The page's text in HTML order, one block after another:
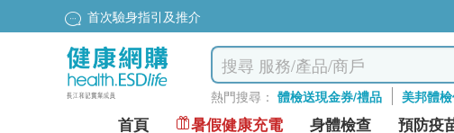
首次驗身指引及推介
熱門搜尋： 體檢送現金券/禮品 美邦體
首頁 暑假健康充電 身體檢查 預防疫